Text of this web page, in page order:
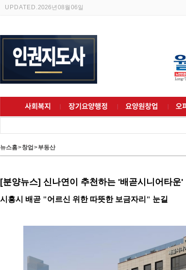
UPDATED.2026년 08월 06일
뉴스홈>창업 >부동산